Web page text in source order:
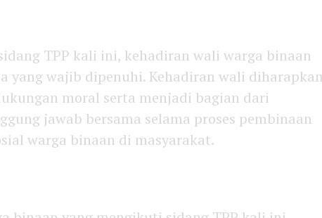
TPP kali ini, kehadiran wali warga binaan
yang wajib dipenuhi. Kehadiran wali diharapkan
moral serta menjadi bagian dari
jawab bersama selama proses pembinaan
warga binaan di masyarakat.